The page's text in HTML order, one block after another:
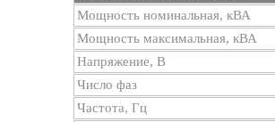
Мощность номинальная, кВА
Мощность максимальная, кВА
Напряжение, В
Число фаз
Частота, Гц